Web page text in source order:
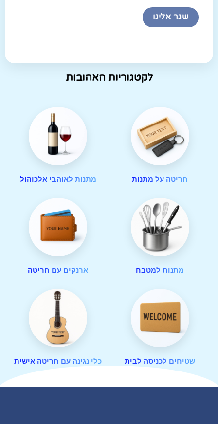
לקטגוריות האהובות
חריטה על מתנות מתנות לאוהבי אלכוהול
מתנות למטבח ארנקים עם חריטה
שטיחים לכניסה לבית כלי נגינה עם חריטה אישית